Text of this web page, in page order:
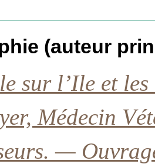
(auteur
sur l’Ile et
Médecin
—